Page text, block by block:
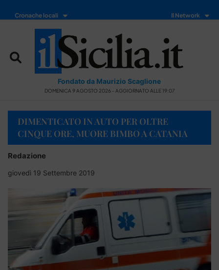
Cronache locali Il Network
Fondato da Maurizio Scaglione
DOMENICA 9 AGOSTO 2026 - AGGIORNATO ALLE 19:07
DIMENTICATO IN AUTO PER OLTRE
CINQUE ORE, MUORE BIMBO A CATANIA
Redazione
giovedì 19 Settembre 2019